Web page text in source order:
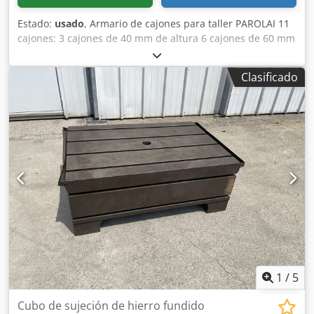
Estado: usado, Armario de cajones para taller PAROLAI 11
cajones: 3 cajones de 40 mm de altura 6 cajones de 60 mm
de altura 1 cajón de 150 mm de altura Dwodpfx
Ajzmxttjmvsa 1 cajón de 90 mm de altura Dimensiones (L x
An x Al): 910 x 720 x 1110 mm Peso: aprox. 150 kgClasificado
1 / 5
Cubo de sujeción de hierro fundido